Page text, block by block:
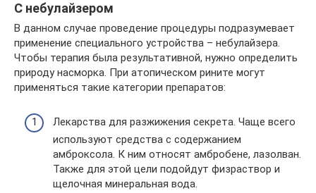
С небулайзером
В данном случае проведение процедуры подразумевает
применение специального устройства – небулайзера.
Чтобы терапия была результативной, нужно определить
природу насморка. При атопическом рините могут
применяться такие категории препаратов:
Лекарства для разжижения секрета. Чаще всего
используют средства с содержанием
амброксола. К ним относят амбробене, лазолван.
Также для этой цели подойдут физраствор и
щелочная минеральная вода.